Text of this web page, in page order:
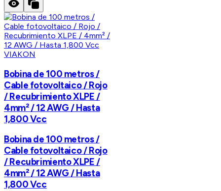
VIAKON
Bobina de 100 metros /
Cable fotovoltaico / Rojo
/ Recubrimiento XLPE /
4mm² / 12 AWG / Hasta
1,800 Vcc
Bobina de 100 metros /
Cable fotovoltaico / Rojo
/ Recubrimiento XLPE /
4mm² / 12 AWG / Hasta
1,800 Vcc